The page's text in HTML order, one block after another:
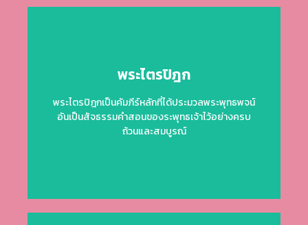
พระไตรปิฎก
พระไตรปิฎกเป็นคัมภีร์หลักที่ได้ประมวลพระพุทธพจน์
อันเป็นสัจธรรมคำสอนของระพุทธเจ้าไว้อย่างครบ
ถ้วนและสมบูรณ์
พระไตรปิฎกเป็นคัมภีร์หลักที่ได้ประมวลพระพุทธพจน์
อันเป็นสัจธรรมคำสอนของระพุทธเจ้าไว้อย่างครบ
ถ้วนและสมบูรณ์